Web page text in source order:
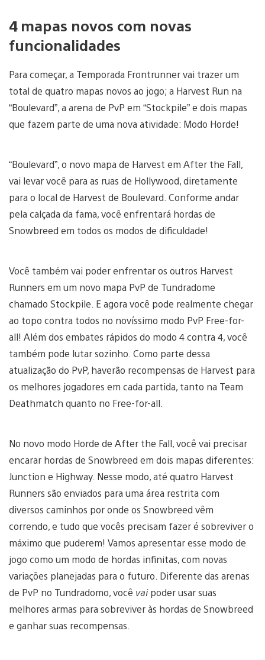
4 mapas novos com novas
funcionalidades
Para começar, a Temporada Frontrunner vai trazer um
total de quatro mapas novos ao jogo; a Harvest Run na
“Boulevard”, a arena de PvP em “Stockpile” e dois mapas
que fazem parte de uma nova atividade: Modo Horde!
“Boulevard”, o novo mapa de Harvest em After the Fall,
vai levar você para as ruas de Hollywood, diretamente
para o local de Harvest de Boulevard. Conforme andar
pela calçada da fama, você enfrentará hordas de
Snowbreed em todos os modos de dificuldade!
Você também vai poder enfrentar os outros Harvest
Runners em um novo mapa PvP de Tundradome
chamado Stockpile. E agora você pode realmente chegar
ao topo contra todos no novíssimo modo PvP Free-for-
all! Além dos embates rápidos do modo 4 contra 4, você
também pode lutar sozinho. Como parte dessa
atualização do PvP, haverão recompensas de Harvest para
os melhores jogadores em cada partida, tanto na Team
Deathmatch quanto no Free-for-all.
No novo modo Horde de After the Fall, você vai precisar
encarar hordas de Snowbreed em dois mapas diferentes:
Junction e Highway. Nesse modo, até quatro Harvest
Runners são enviados para uma área restrita com
diversos caminhos por onde os Snowbreed vêm
correndo, e tudo que vocês precisam fazer é sobreviver o
máximo que puderem! Vamos apresentar esse modo de
jogo como um modo de hordas infinitas, com novas
variações planejadas para o futuro. Diferente das arenas
de PvP no Tundradomo, você vaipoder usar suas
melhores armas para sobreviver às hordas de Snowbreed
e ganhar suas recompensas.